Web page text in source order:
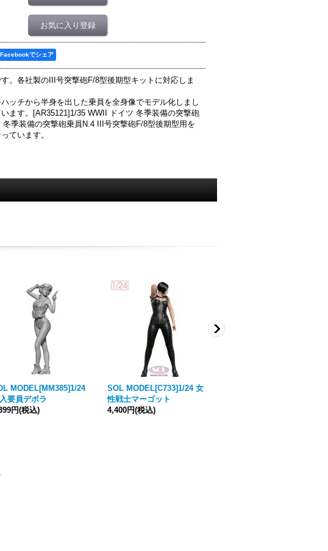
お気に入り登録
Facebookでシェア
。各社製のIII号突撃砲F/8型後期型キットに対応しま
ッチから半身を出した乗員を全身像でモデル化しまし
ます。[AR35121]1/35 WWII ドイツ 冬季装備の突撃砲
季装備の突撃砲乗員N.4 III号突撃砲F/8型後期型用を
ています。
MODEL[MM385]1/24
要員デボラ
円(税込)
SOL MODEL[C733]1/24 女
性戦士マーゴット
4,400円(税込)